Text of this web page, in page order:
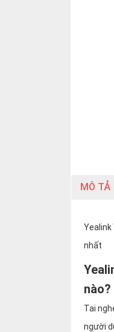
MÔ TẢ
nhất
nào?
Tai
người